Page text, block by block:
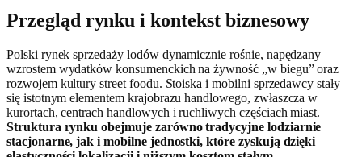
Przegląd rynku i kontekst biznesowy
Polski rynek sprzedaży lodów dynamicznie rośnie, napędzany
wzrostem wydatków konsumenckich na żywność „w biegu” oraz
rozwojem kultury street foodu. Stoiska i mobilni sprzedawcy stały
się istotnym elementem krajobrazu handlowego, zwłaszcza w
kurortach, centrach handlowych i ruchliwych częściach miast.
Struktura rynku obejmuje zarówno tradycyjne lodziarnie
stacjonarne, jak i mobilne jednostki, które zyskują dzięki